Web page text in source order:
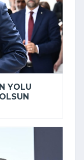
YOLU